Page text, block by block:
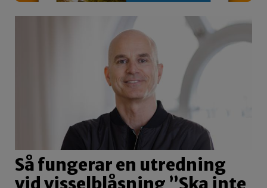
Så fungerar en utredning